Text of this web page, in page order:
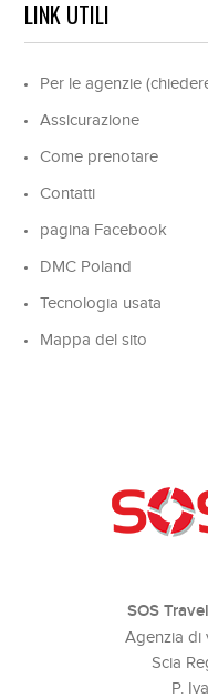
LINK UTILI
Per le agenzie
Assicurazione
Come prenotare
Contatti
pagina Facebook
DMC Poland
Tecnologia usata
Mappa del sito
SOS
Agenzia di
Scia
P.